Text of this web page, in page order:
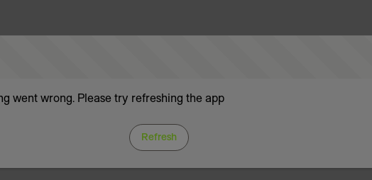
went wrong. Please try refreshing the app
Refresh